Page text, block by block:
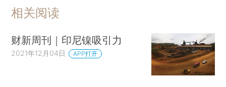
相关阅读
财新周刊｜印尼镍吸引力
2021年12月04日 APP打开